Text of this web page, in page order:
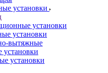
установки
установки
установки
вытяжные
установки
установки